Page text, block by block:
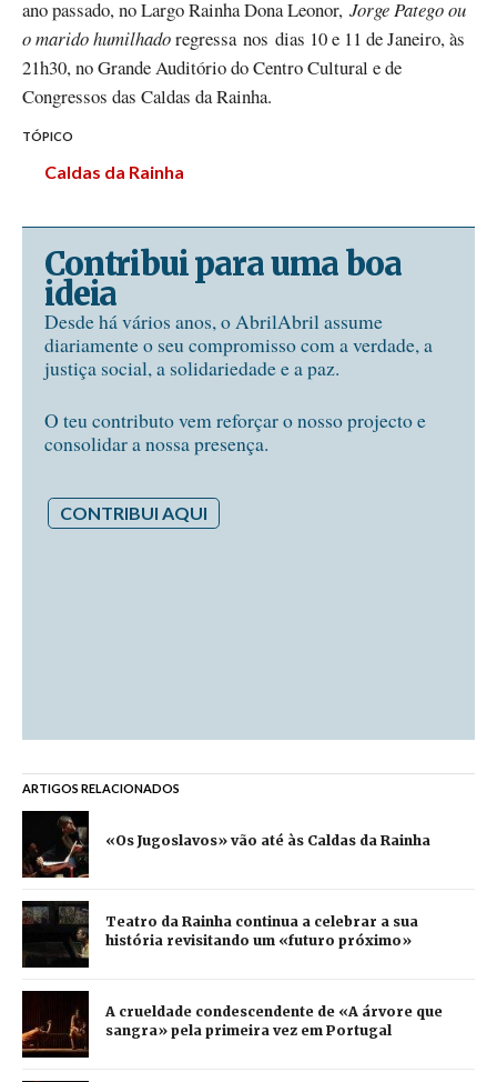
ano passado, no Largo Rainha Dona Leonor, Jorge Patego ou
o maridohumilhadoregressa nos dias 10 e 11 de Janeiro, às
21h30, no Grande Auditório do Centro Cultural e de
Congressos das Caldas da Rainha.
TÓPICO
Caldas da Rainha
Contribui para uma boa
ideia
Desde há vários anos, o AbrilAbril assume
diariamente o seu compromisso com a verdade, a
justiça social, a solidariedade e a paz.
O teu contributo vem reforçar o nosso projecto e
consolidar a nossa presença.
CONTRIBUI AQUI
ARTIGOS RELACIONADOS
«Os Jugoslavos» vão até às Caldas da Rainha
Teatro da Rainha continua a celebrar a sua
história revisitando um «futuro próximo»
A crueldade condescendente de «A árvore que
sangra» pela primeira vez em Portugal